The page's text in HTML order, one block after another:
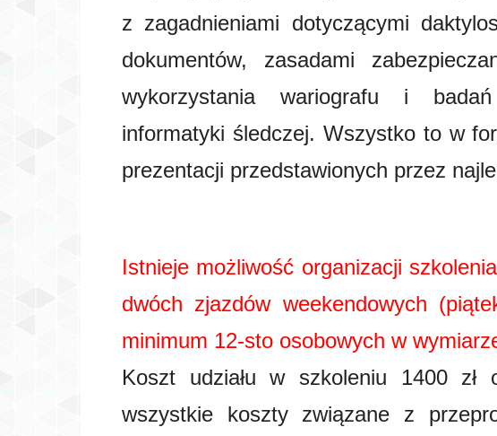
z zagadnieniami dotyczącymi
dokumentów, zasadami
wykorzystania wariografu i
informatyki śledczej. Wszystko to w
prezentacji przedstawionych przez
Istnieje możliwość organizacji
dwóch zjazdów weekendowych
minimum 12-sto osobowych w
Koszt udziału w szkoleniu 1400 zł
wszystkie koszty związane z